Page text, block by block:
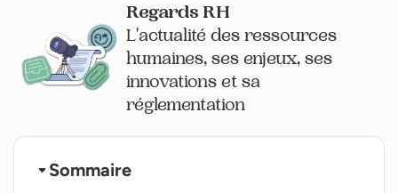
Regards RH
L'actualité des ressources
humaines, ses enjeux, ses
innovations et sa
réglementation
Sommaire